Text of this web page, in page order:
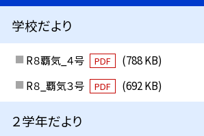
学校だより
R８覇気_４号 PDF
(788 KB)
R８_覇気３号
PDF (692 KB)
２学年だより